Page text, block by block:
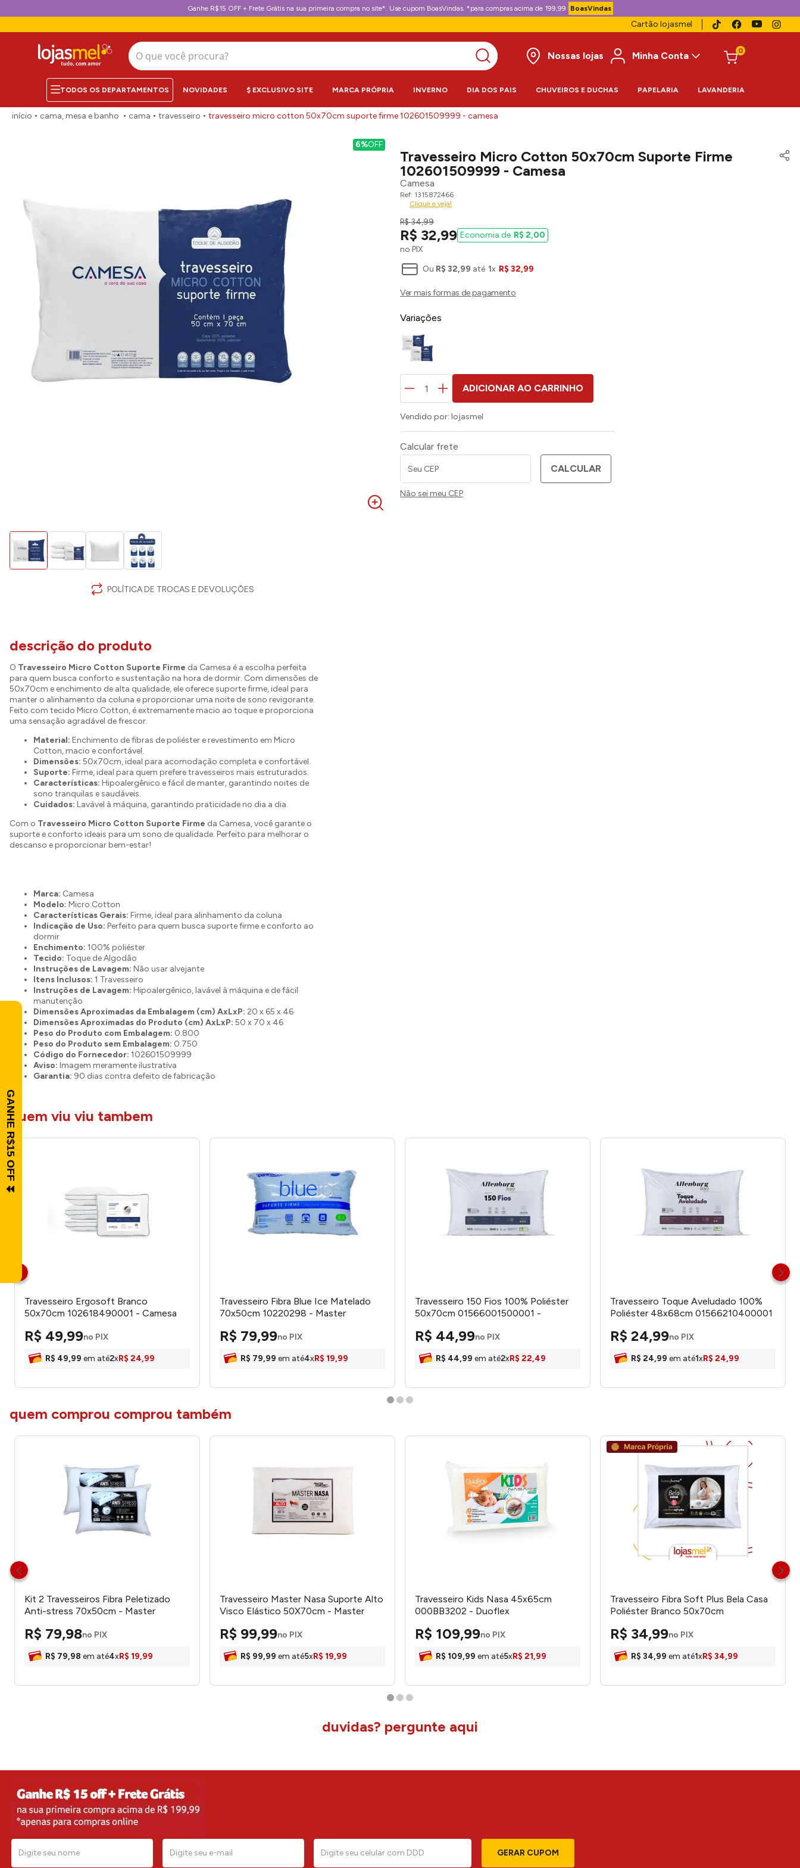
Ganhe R$15 OFF + Frete Grátis na sua primeira compra no site*. Use cupom BoasVindas. *para compras acima de 199,99 BoasVindas
Cartão lojasmel
O que você procura?
Nossas lojas
Minha Conta 0
NOVIDADES $ EXCLUSIVO SITE MARCA PRÓPRIA INVERNO DIA DOS PAIS CHUVEIROS E DUCHAS PAPELARIA LAVANDERIA
cama, mesa e banho cama travesseiro travesseiro micro cotton 50x70cm suporte firme 102601509999 - camesa
6%OFF
POLÍTICA DE TROCAS E DEVOLUÇÕES
Travesseiro Micro Cotton 50x70cm Suporte Firme
102601509999 - Camesa
Camesa
1315872466
Clique e veja!
R$34,99
R$ 32,99
no PIX
R$ 2,00
Ou R$ 32,99 até 1x R$ 32,99
Variações
ADICIONAR AO CARRINHO
Vendido por: lojasmel
Calcular frete
CALCULAR
Não sei meu CEP
descrição do produto
O Travesseiro Micro Cotton Suporte Firme da Camesa é a escolha perfeita
para quem busca conforto e sustentação na hora de dormir. Com dimensões de
50x70cm e enchimento de alta qualidade, ele oferece suporte firme, ideal para
manter o alinhamento da coluna e proporcionar uma noite de sono revigorante.
Feito com tecido Micro Cotton, é extremamente macio ao toque e proporciona
uma sensação agradável de frescor.
Material: Enchimento de fibras de poliéster e revestimento em Micro
Cotton, macio e confortável.
Dimensões: 50x70cm, ideal para acomodação completa e confortável.
Suporte: Firme, ideal para quem prefere travesseiros mais estruturados.
Características: Hipoalergênico e fácil de manter, garantindo noites de
sono tranquilas e saudáveis.
Cuidados: Lavável à máquina, garantindo praticidade no dia a dia.
Com o Travesseiro Micro Cotton Suporte Firme da Camesa, você garante o
suporte e conforto ideais para um sono de qualidade. Perfeito para melhorar o
descanso e proporcionar bem-estar!
Marca: Camesa
Modelo: Micro Cotton
Características Gerais: Firme, ideal para alinhamento da coluna
Indicação de Uso: Perfeito para quem busca suporte firme e conforto ao
dormir
Enchimento: 100% poliéster
Tecido: Toque de Algodão
Instruções de Lavagem: Não usar alvejante
Itens Inclusos: 1 Travesseiro
Instruções de Lavagem: Hipoalergênico, lavável à máquina e de fácil
manutenção
Dimensões Aproximadas da Embalagem (cm) AxLxP: 20 x 65 x 46
Dimensões Aproximadas do Produto (cm) AxLxP: 50 x 70 x 46
Peso do Produto com Embalagem: 0.800
Peso do Produto sem Embalagem: 0.750
Código do Fornecedor: 102601509999
Aviso: Imagem meramente ilustrativa
Garantia: 90 dias contra defeito de fabricação
quem viu viu tambem
Travesseiro Ergosoft Branco
50x70cm 102618490001 - Camesa
R$ 49,99no PIX
R$ 49,99 em até2xR$ 24,99
Travesseiro Fibra Blue Ice Matelado
70x50cm 10220298 - Master
R$ 79,99no PIX
R$ 79,99 em até4xR$ 19,99
Travesseiro 150 Fios 100% Poliéster
50x70cm 01566001500001 -
R$ 44,99no PIX
R$ 44,99 em até2xR$ 22,49
Travesseiro Toque Aveludado 100%
Poliéster 48x68cm 01566210400001
R$ 24,99no PIX
R$ 24,99 em até1xR$ 24,99
quem comprou comprou também
Kit 2 Travesseiros Fibra Peletizado
Anti-stress 70x50cm - Master
R$ 79,98no PIX
R$ 79,98 em até4xR$ 19,99
Travesseiro Master Nasa Suporte Alto
Visco Elástico 50X70cm - Master
R$ 99,99no PIX
R$ 99,99 em até5xR$ 19,99
Travesseiro Kids Nasa 45x65cm
000BB3202 - Duoflex
R$ 109,99no PIX
R$ 109,99 em até5xR$ 21,99
Travesseiro Fibra Soft Plus Bela Casa
Poliéster Branco 50x70cm
R$ 34,99no PIX
R$ 34,99 em até1xR$ 34,99
duvidas? pergunte aqui
GERAR CUPOM